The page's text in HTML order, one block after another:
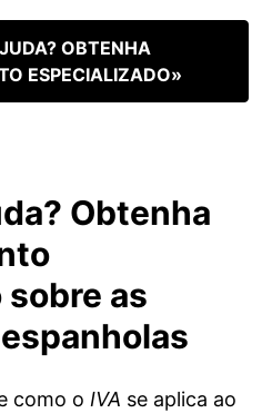
OBTENHA
ESPECIALIZADO»
Obtenha
as
como o IVA se aplica ao